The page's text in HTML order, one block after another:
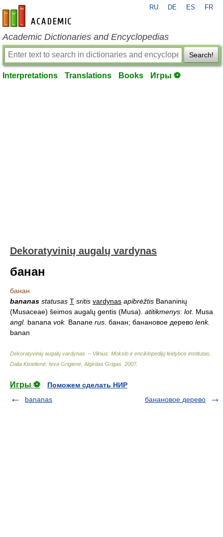
en-academic.com
RU DE ES FR
Academic Dictionaries and Encyclopedias
Search!
Interpretations Translations Books Игры ⚽
Dekoratyvinių augalų vardynas
банан
банан
bananas statusas T sritis vardynas apibrėžtis Bananinių
(Musaceae) šeimos augalų gentis (Musa). atitikmenys: lot. Musa
angl. banana vok. Banane rus. банан; банановое дерево lenk.
banan
Dekoratyvinių augalų vardynas. – Vilnius: Mokslo ir enciklopedijų leidybos institutas
Dalia Kisielienė, Ieva Grigienė, Algirdas Grigas 2007.
Игры ⚽
Поможем сделать НИР
bananas
банановое дерево